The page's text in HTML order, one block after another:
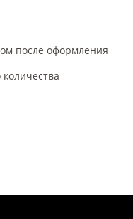
после оформления